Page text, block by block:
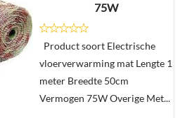
75W
Product soort Electrische
vloerverwarming mat Lengte 1
meter Breedte 50cm
Vermogen 75W Overige Met...